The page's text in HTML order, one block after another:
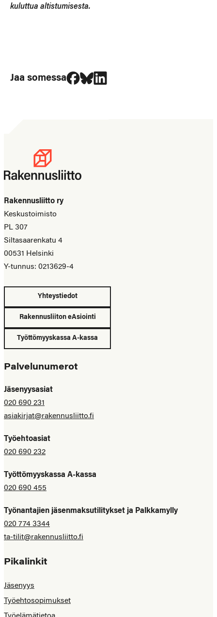
kuluttua altistumisesta.
Jaa somessa
Jaa Facebookissa
Jaa Blueskyssa
Jaa LinkedIn:ssä
Rakennusliitto ry
Keskustoimisto
PL 307
Siltasaarenkatu 4
00531 Helsinki
Y-tunnus: 0213629-4
Yhteystiedot
Rakennusliiton eAsiointi
Työttömyyskassa A-kassa
Palvelunumerot
Jäsenyysasiat
020 690 231
asiakirjat@rakennusliitto.fi
Työehtoasiat
020 690 232
Työttömyyskassa A-kassa
020 690 455
Työnantajien jäsenmaksutilitykset ja Palkkamylly
020 774 3344
ta-tilit@rakennusliitto.fi
Pikalinkit
Jäsenyys
Työehtosopimukset